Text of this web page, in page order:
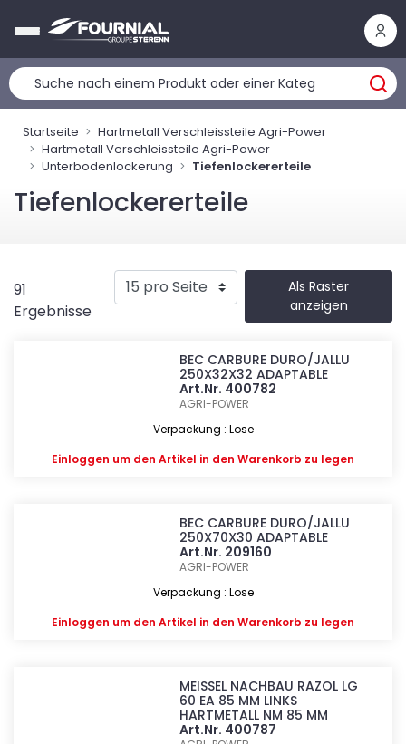
Startseite
Hartmetall Verschleissteile Agri-Power
Hartmetall Verschleissteile Agri-Power
Unterbodenlockerung
Tiefenlockererteile
Tiefenlockererteile
91
Ergebnisse
Als Raster
anzeigen
BEC CARBURE DURO/JALLU
250X32X32 ADAPTABLE
Art.Nr. 400782
AGRI-POWER
Verpackung : Lose
Einloggen um den Artikel in den Warenkorb zu legen
BEC CARBURE DURO/JALLU
250X70X30 ADAPTABLE
Art.Nr. 209160
AGRI-POWER
Verpackung : Lose
Einloggen um den Artikel in den Warenkorb zu legen
MEISSEL NACHBAU RAZOL LG
60 EA 85 MM LINKS
HARTMETALL NM 85 MM
Art.Nr. 400787